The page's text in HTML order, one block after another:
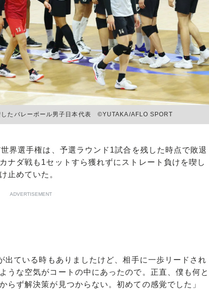
したバレーボール男子日本代表 ©︎YUTAKA/AFLO SPORT
界選手権は、予選ラウンド1試合を残した時点で敗退
ナダ戦も1セットすら獲れずにストレート負けを喫し
止めていた。
ADVERTISEMENT
出ている時もありましたけど、相手に一歩リードされ
うな空気がコートの中にあったので。正直、僕も何と
らず解決策が見つからない。初めての感覚でした」